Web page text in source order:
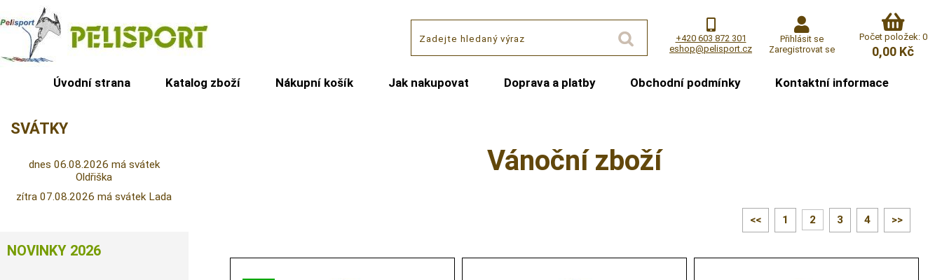
+420 603 872 301
eshop@pelisport.cz
Přihlásit se
Zaregistrovat se
Počet položek: 0
0,00 Kč
Úvodní strana Katalog zboží Nákupní košík Jak nakupovat Doprava a platby Obchodní podmínky Kontaktní informace
Vánoční zboží
<< 1 2 3 4 >>
SVÁTKY
dnes 06.08.2026 má svátek
Oldřiška
zítra 07.08.2026 má svátek Lada
NOVINKY 2026